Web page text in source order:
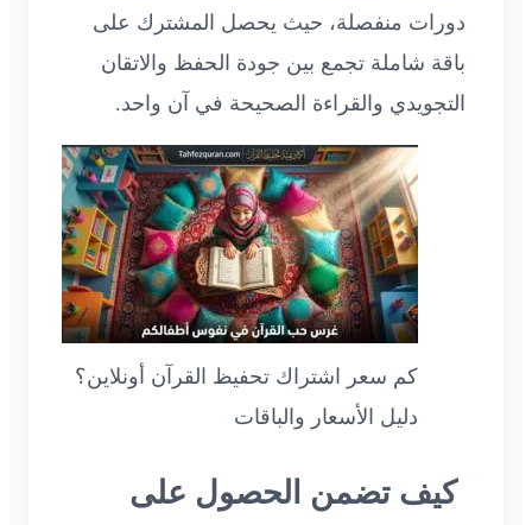
دورات منفصلة، حيث يحصل المشترك على
باقة شاملة تجمع بين جودة الحفظ والاتقان
التجويدي والقراءة الصحيحة في آن واحد.
كم سعر اشتراك تحفيظ القرآن أونلاين؟
دليل الأسعار والباقات
كيف تضمن الحصول على